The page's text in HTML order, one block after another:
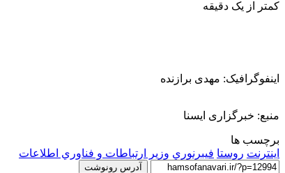
کمتر از یک دقیقه
اینفوگرافیک: مهدی برازنده
منبع: خبرگزاری ایسنا
برچسب ها
اينترنت روستا فيبرنوري وزير ارتباطات و فناوري اطلاعات
آدرس رونوشت